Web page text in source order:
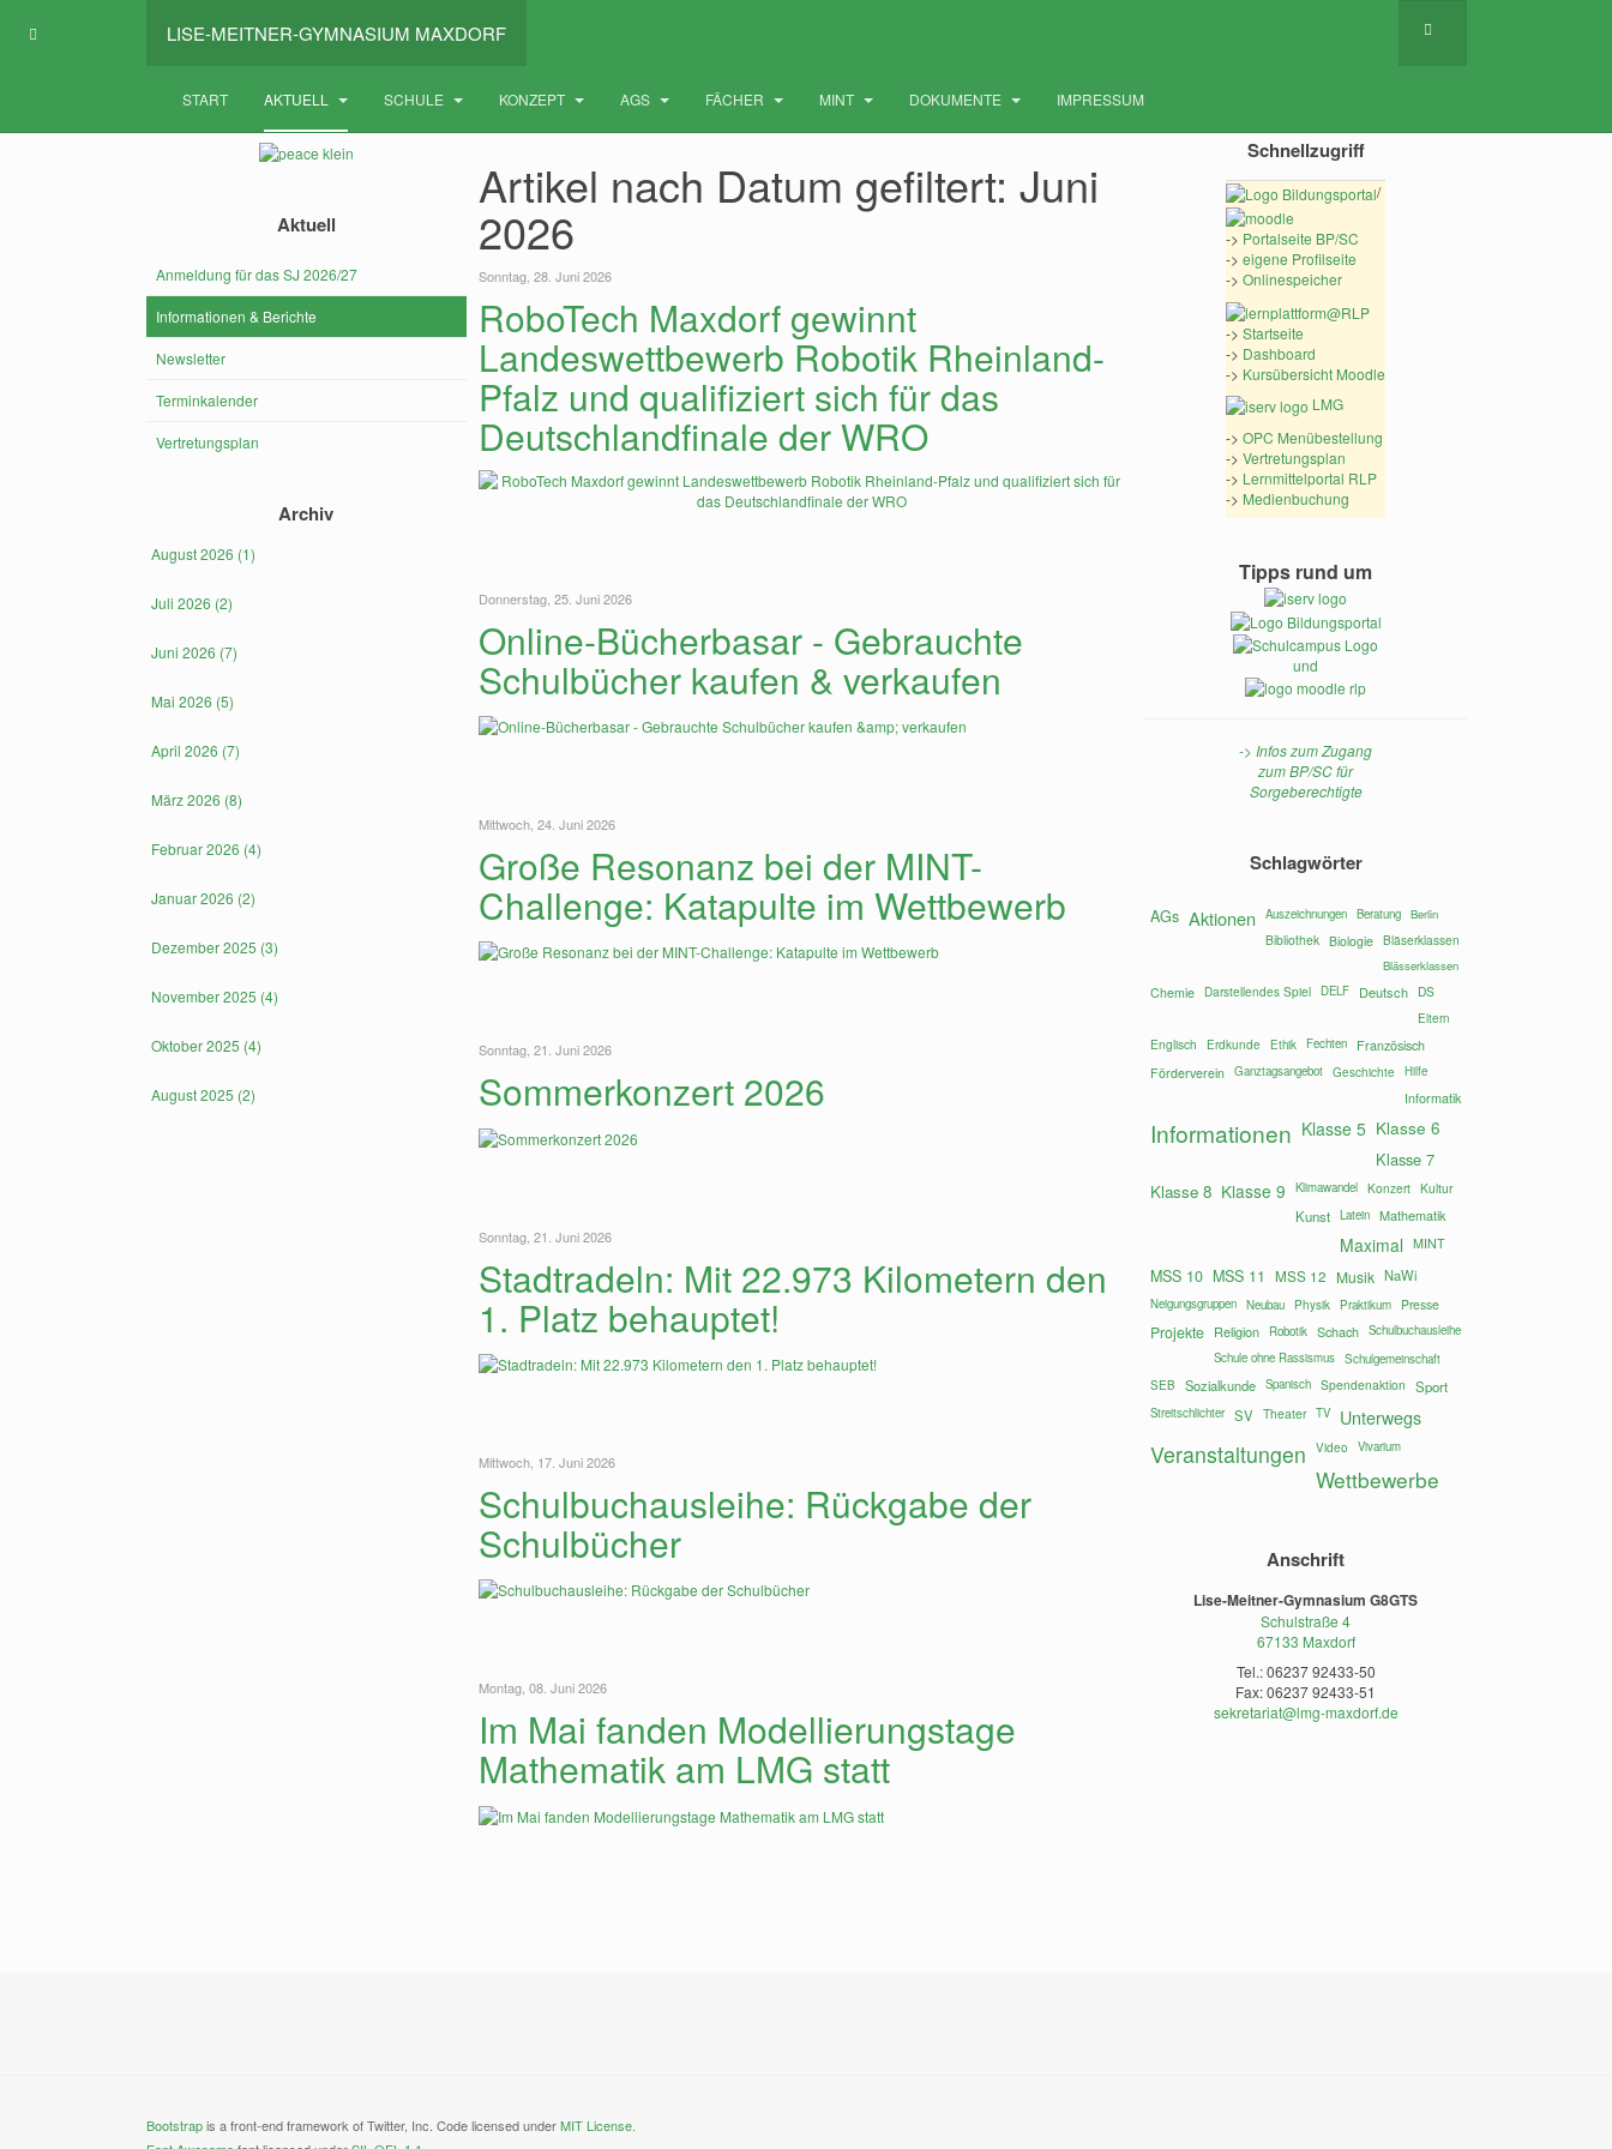
LISE-MEITNER-GYMNASIUM MAXDORF
START AKTUELL SCHULE KONZEPT AGS FÄCHER MINT DOKUMENTE IMPRESSUM
Artikel nach Datum gefiltert: Juni
2026
Sonntag, 28. Juni 2026
RoboTech Maxdorf gewinnt
Landeswettbewerb Robotik Rheinland-
Pfalz und qualifiziert sich für das
Deutschlandfinale der WRO
Donnerstag, 25. Juni 2026
Online-Bücherbasar - Gebrauchte
Schulbücher kaufen & verkaufen
Mittwoch, 24. Juni 2026
Große Resonanz bei der MINT-
Challenge: Katapulte im Wettbewerb
Sonntag, 21. Juni 2026
Sommerkonzert 2026
Sonntag, 21. Juni 2026
Stadtradeln: Mit 22.973 Kilometern den
1. Platz behauptet!
Mittwoch, 17. Juni 2026
Schulbuchausleihe: Rückgabe der
Schulbücher
Montag, 08. Juni 2026
Im Mai fanden Modellierungstage
Mathematik am LMG statt
Aktuell
Anmeldung für das SJ 2026/27
Informationen & Berichte
Newsletter
Terminkalender
Vertretungsplan
Archiv
August 2026 (1)
Juli 2026 (2)
Juni 2026 (7)
Mai 2026 (5)
April 2026 (7)
März 2026 (8)
Februar 2026 (4)
Januar 2026 (2)
Dezember 2025 (3)
November 2025 (4)
Oktober 2025 (4)
August 2025 (2)
Schnellzugriff
/
-> Portalseite BP/SC
->eigene Profilseite
->Onlinespeicher
->Startseite
-> Dashboard
-> Kursübersicht Moodle
LMG
->OPC Menübestellung
->Vertretungsplan
-> Lernmittelportal RLP
-> Medienbuchung
Tipps rund um
und
-> Infos zum Zugang
zum BP/SC für
Sorgeberechtigte
Schlagwörter
AGs Aktionen Auszeichnungen Beratung Berlin
Bibliothek Biologie Bläserklassen
Blässerklassen
Chemie Darstellendes Spiel DELF Deutsch DS
Eltern
Englisch Erdkunde Ethik Fechten
Französisch
Förderverein Ganztagsangebot Geschichte Hilfe
Informatik
Informationen Klasse 5 Klasse 6
Klasse 7
Klasse 8 Klasse 9 Klimawandel Konzert Kultur
Kunst Latein Mathematik
Maximal MINT
MSS 10 MSS 11 MSS 12 Musik NaWi
Neigungsgruppen Neubau Physik Praktikum Presse
Projekte Religion Robotik Schach Schulbuchausleihe
Schule ohne Rassismus Schulgemeinschaft
SEB
Sozialkunde Spanisch Spendenaktion Sport
Streitschlichter SV Theater TV Unterwegs
Veranstaltungen Video Vivarium
Wettbewerbe
Anschrift
Lise-Meitner-Gymnasium G8GTS
Schulstraße 4
67133 Maxdorf
Tel.: 06237 92433-50
Fax: 06237 92433-51
sekretariat@lmg-maxdorf.de
Bootstrapis a front-end framework of Twitter, Inc. Code licensed underMIT License.